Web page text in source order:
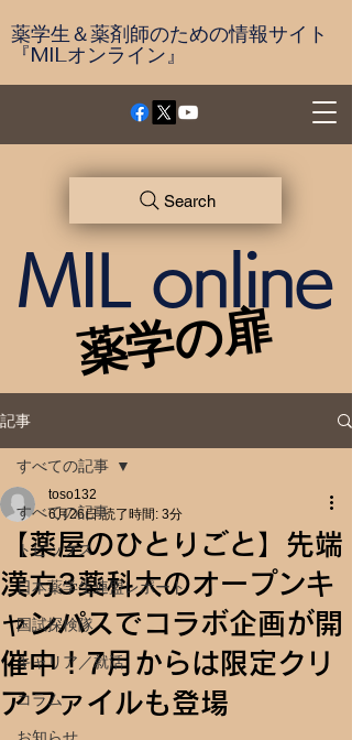
薬学生＆薬剤師のための情報サイト
『MILオンライン』
薬学の扉
薬学の扉
MIL online
Search
記事
すべての記事
トピックス
日本薬学生連盟レポート
国試探検隊
キャリア／就活
コラム
すべての記事
【薬屋のひとりごと】先端
漢方3薬科大のオープンキ
ャンパスでコラボ企画が開
催中！7月からは限定クリ
アファイルも登場
toso132
6月26日 読了時間: 3分